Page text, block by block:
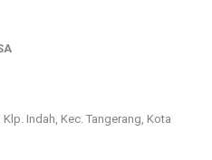
Klp. Indah, Kec. Tangerang, Kota